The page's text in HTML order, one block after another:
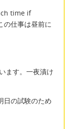
time if
仕事は昼前に
ます。一夜漬け
の試験のため